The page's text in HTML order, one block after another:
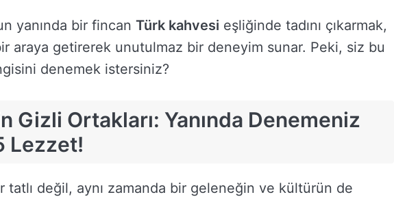
yanında bir fincan Türk kahvesi eşliğinde tadını çıkarmak,
araya getirerek unutulmaz bir deneyim sunar. Peki, siz bu
denemek istersiniz?
Gizli Ortakları: Yanında Denemeniz
Lezzet!
tatlı değil, aynı zamanda bir geleneğin ve kültürün de